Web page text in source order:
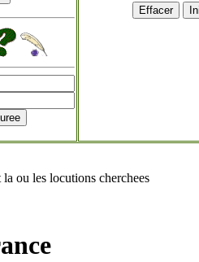
la ou les locutions cherchees